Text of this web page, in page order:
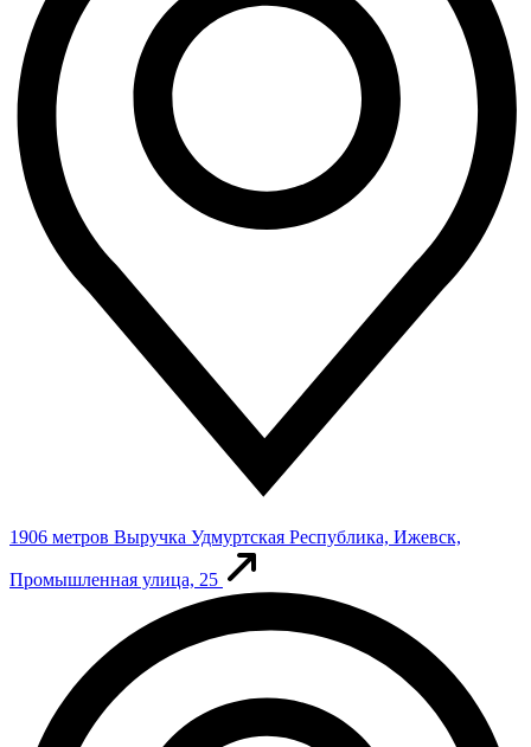
1906 метров Выручка Удмуртская Республика, Ижевск,
Промышленная улица, 25